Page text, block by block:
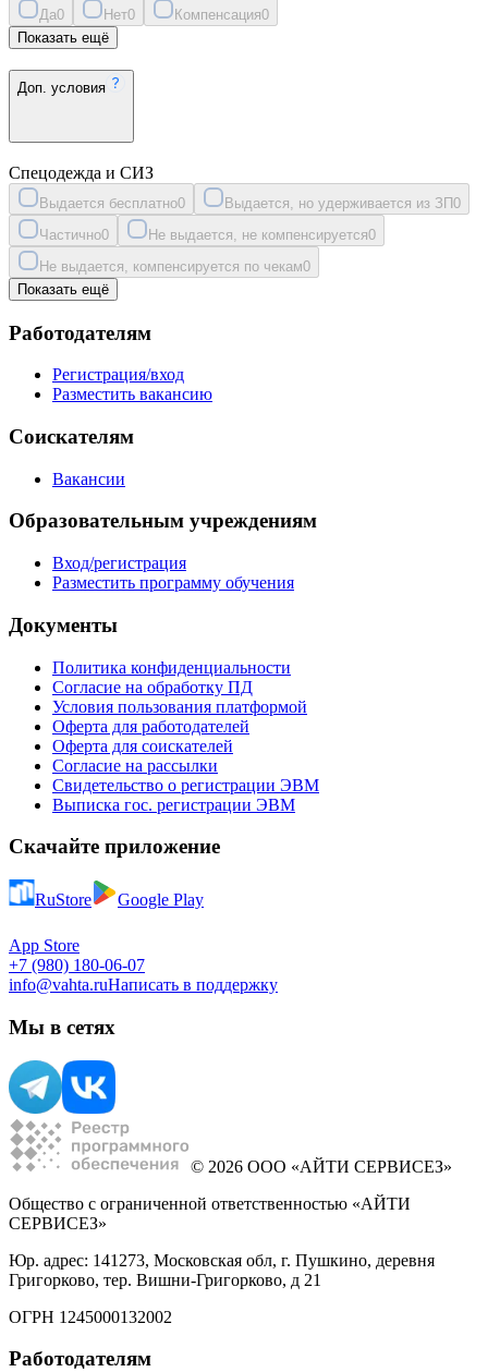
Да0 Нет0 Компенсация0
Показать ещё
Доп. условия
Спецодежда и СИЗ
Выдается бесплатно0 Выдается, но удерживается из ЗП0
Частично0 Не выдается, не компенсируется0
Не выдается, компенсируется по чекам0
Показать ещё
Работодателям
Регистрация/вход
Разместить вакансию
Соискателям
Вакансии
Образовательным учреждениям
Вход/регистрация
Разместить программу обучения
Документы
Политика конфиденциальности
Согласие на обработку ПД
Условия пользования платформой
Оферта для работодателей
Оферта для соискателей
Согласие на рассылки
Свидетельство о регистрации ЭВМ
Выписка гос. регистрации ЭВМ
Скачайте приложение
RuStore Google Play
App Store
+7 (980) 180-06-07
info@vahta.ruНаписать в поддержку
Мы в сетях
© 2026 ООО «АЙТИ СЕРВИСЕЗ»
Общество с ограниченной ответственностью «АЙТИ
СЕРВИСЕЗ»
Юр. адрес: 141273, Московская обл, г. Пушкино, деревня
Григорково, тер. Вишни-Григорково, д 21
ОГРН 1245000132002
Работодателям